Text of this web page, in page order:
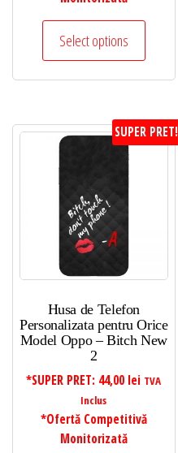
Select options
SUPER PRET!
Husa de Telefon
Personalizata pentru Orice
Model Oppo – Bitch New
2
*SUPER PRET: 44,00 lei TVA
Inclus
*Ofertă Competitivă
Monitorizată